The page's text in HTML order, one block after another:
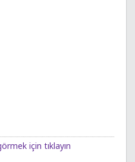
için tıklayın